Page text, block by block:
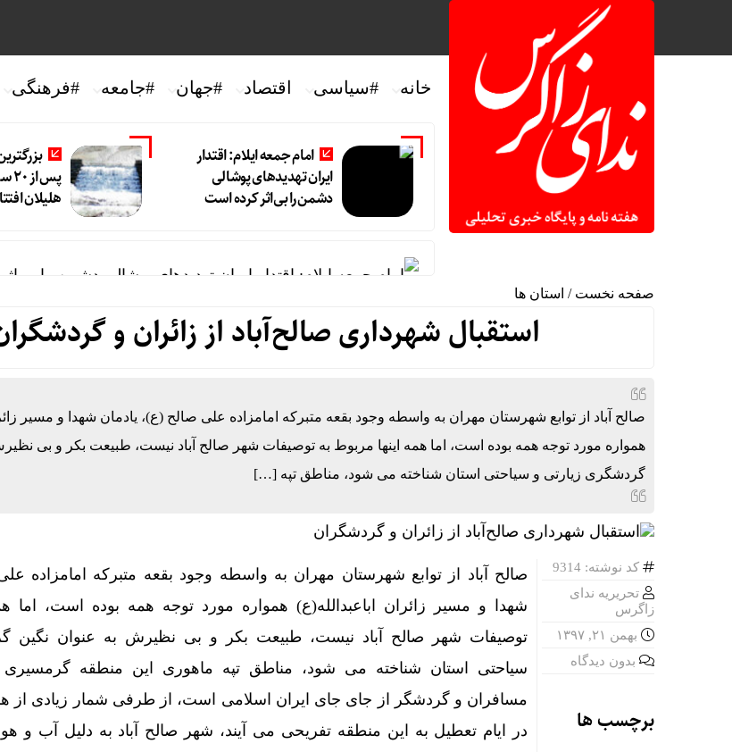
خانه #سیاسی اقتصاد #جهان #جامعه #فرهنگی
امام جمعه ایلام: اقتدار
ایران تهدیدهای پوشالی
دشمن را بی‌اثر کرده است
پس
هلیلان
امام جمعه ایلام: اقتدار ایران تهدیدهای پوشالی دشمن را
مهران همچنان پرترددترین مرز اربعینی کشور
حق بیمه تولیدی بیمه ملت در چهار ماه نخست امسال از ۱۴.۵ همت گذشت/ رشد ۹۰ درصدی نسبت به مدت مشابه سال گذشته
نام تو دلم را گرم می‌کند ✍️ اسلام انصاری فر
ثبت رکورد جهانی جابه‌جایی زائران در مرز مهران
صفحه نخست / استان ها
استقبال شهرداری صالح‌آباد از زائران و
صالح آباد از توابع شهرستان مهران به واسطه وجود بقعه متبرکه امامزاده علی صالح (ع)، یادمان شهدا و مسیر
همواره مورد توجه همه بوده است، اما همه اینها مربوط به توصیفات شهر صالح آباد نیست، طبیعت بکر و بی
گردشگری زیارتی و سیاحتی استان شناخته می شود، مناطق تپه […]
کد نوشته: 9314
تحریریه ندای
زاگرس
بهمن ۲۱, ۱۳۹۷
بدون دیدگاه
برچسب ها
صالح آباد از توابع شهرستان مهران به واسطه وجود بقعه متبرکه امامزاده
شهدا و مسیر زائران اباعبدالله(ع) همواره مورد توجه همه بوده است، اما
توصیفات شهر صالح آباد نیست، طبیعت بکر و بی نظیرش به عنوان نگین
سیاحتی استان شناخته می شود، مناطق تپه ماهوری این منطقه گرمسیری
مسافران و گردشگر از جای جای ایران اسلامی است، از طرفی شمار زیادی از
در ایام تعطیل به این منطقه تفریحی می آیند، شهر صالح آباد به دلیل آب و